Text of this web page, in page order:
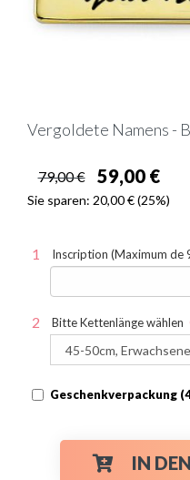
Vergoldete Namens -
79,00 € 59,00 €
Sie sparen: 20,00 €(25%)
Inscription (Maximum de
Bitte Kettenlänge wählen
Geschenkverpackung
IN